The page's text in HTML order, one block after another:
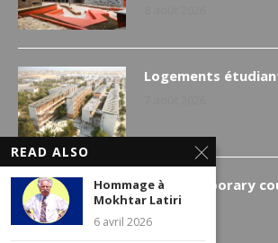
Logements
A contemporary
in the Gulf
6 août 2026
READ ALSO
Hommage à
Mokhtar Latiri
6 avril 2026